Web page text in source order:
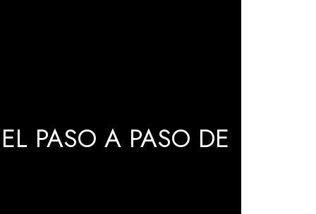
PASO A PASO DE